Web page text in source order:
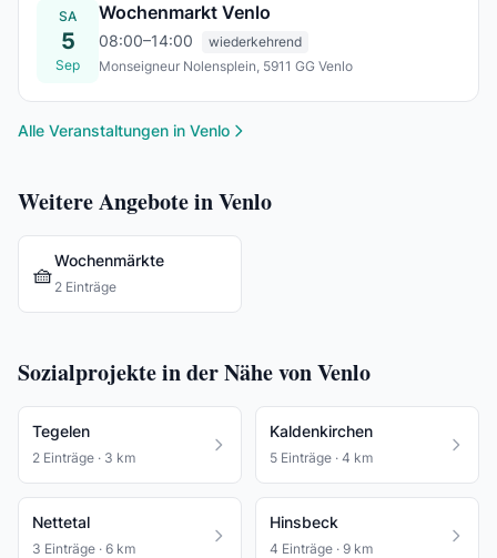
SA
5
Sep
Wochenmarkt Venlo
08:00–14:00
wiederkehrend
Monseigneur Nolensplein, 5911 GG Venlo
Alle Veranstaltungen in Venlo
Weitere Angebote in Venlo
🧺
Wochenmärkte
2 Einträge
Sozialprojekte in der Nähe von Venlo
Tegelen
2 Einträge · 3 km
Kaldenkirchen
5 Einträge · 4 km
Nettetal
3 Einträge · 6 km
Hinsbeck
4 Einträge · 9 km